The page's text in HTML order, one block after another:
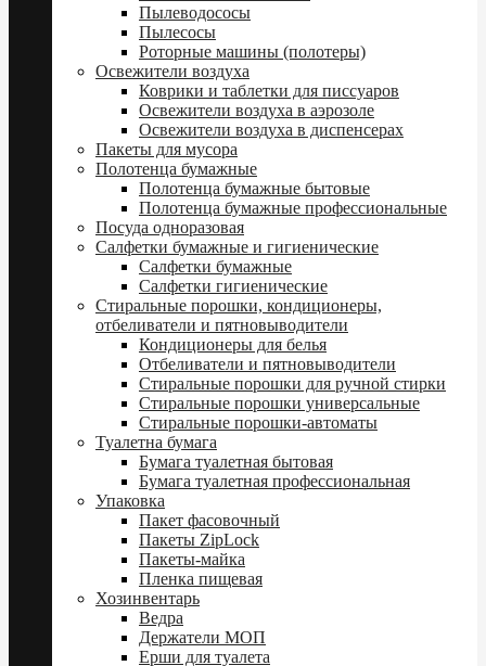
Пылеводососы
Пылесосы
Роторные машины (полотеры)
Освежители воздуха
Коврики и таблетки для писсуаров
Освежители воздуха в аэрозоле
Освежители воздуха в диспенсерах
Пакеты для мусора
Полотенца бумажные
Полотенца бумажные бытовые
Полотенца бумажные профессиональные
Посуда одноразовая
Салфетки бумажные и гигиенические
Салфетки бумажные
Салфетки гигиенические
Стиральные порошки, кондиционеры,
отбеливатели и пятновыводители
Кондиционеры для белья
Отбеливатели и пятновыводители
Стиральные порошки для ручной стирки
Стиральные порошки универсальные
Стиральные порошки-автоматы
Туалетна бумага
Бумага туалетная бытовая
Бумага туалетная профессиональная
Упаковка
Пакет фасовочный
Пакеты ZipLock
Пакеты-майка
Пленка пищевая
Хозинвентарь
Ведра
Держатели МОП
Ерши для туалета